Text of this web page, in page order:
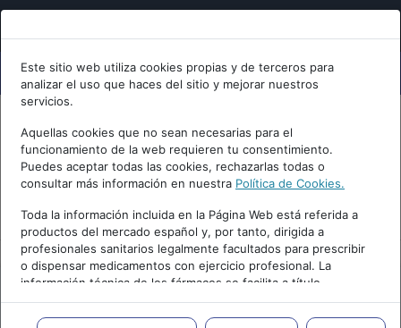
Este sitio web utiliza cookies propias y de terceros para
analizar el uso que haces del sitio y mejorar nuestros
servicios.
Aquellas cookies que no sean necesarias para el
funcionamiento de la web requieren tu consentimiento.
Puedes aceptar todas las cookies, rechazarlas todas o
consultar más información en nuestra Política de Cookies.
Toda la información incluida en la Página Web está referida a
productos del mercado español y, por tanto, dirigida a
profesionales sanitarios legalmente facultados para prescribir
o dispensar medicamentos con ejercicio profesional. La
información técnica de los fármacos se facilita a título
meramente informativo, siendo responsabilidad de los
profesionales facultados prescribir medicamentos y decidir, en